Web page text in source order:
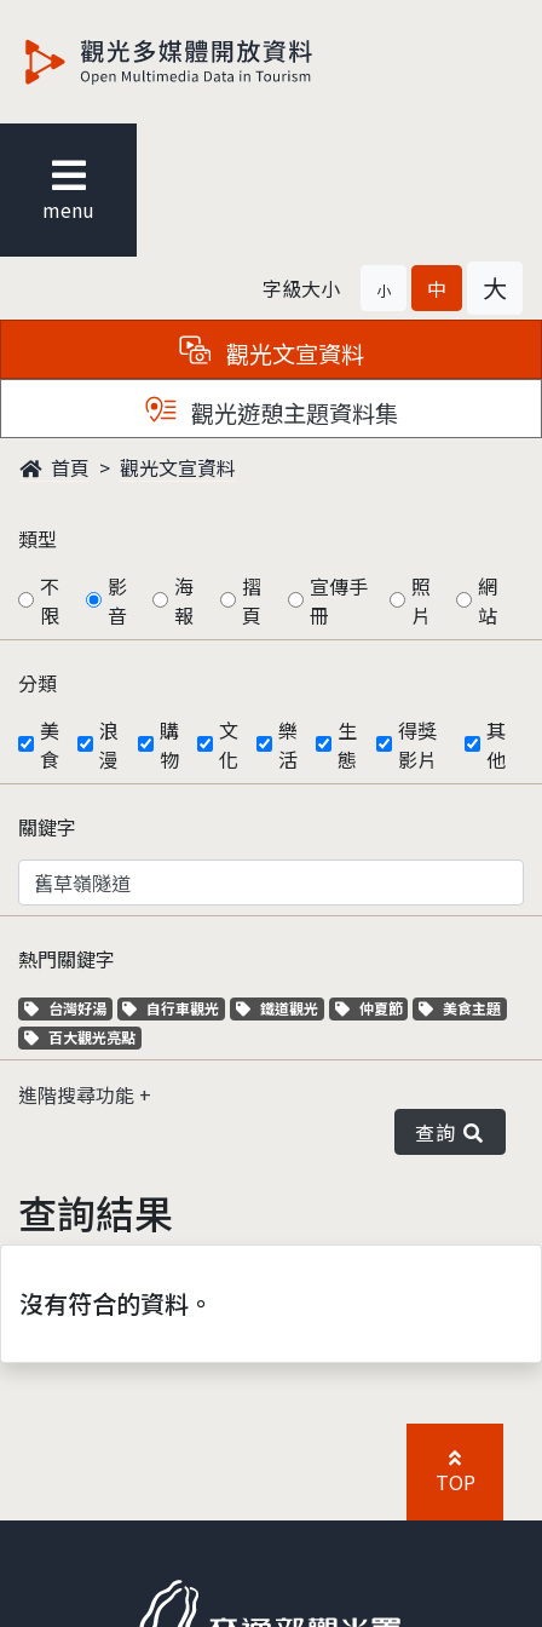
menu
字級大小 小 中 大
觀光文宣資料
觀光遊憩主題資料集
首頁 觀光文宣資料
類型
不
限
影
音
海
報
摺
頁
宣傳手
冊
照
片
網
站
分類
美
食
浪
漫
購
物
文
化
樂
活
生
態
得獎
影片
其
他
關鍵字
熱門關鍵字
關鍵字標籤
台灣好湯 關鍵字標籤
自行車觀光 關鍵字標籤
鐵道觀光 關鍵字標籤
仲夏節 關鍵字標籤
美食主題
關鍵字標籤
百大觀光亮點
進階搜尋功能
查詢
查詢結果
沒有符合的資料。
TOP